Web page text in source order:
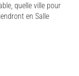
quelle ville pour
en Salle